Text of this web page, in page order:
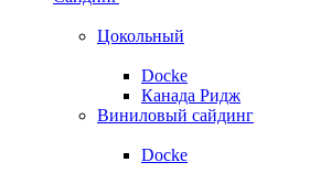
Цокольный
Docke
Канада Ридж
Виниловый сайдинг
Docke